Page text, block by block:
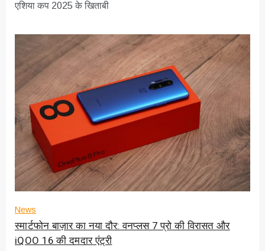
एशिया कप 2025 के खिताबी
News
स्मार्टफोन बाज़ार का नया दौर: वनप्लस 7 प्रो की विरासत और
iQOO 16 की दमदार एंट्री